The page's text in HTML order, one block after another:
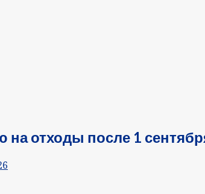
на отходы после 1